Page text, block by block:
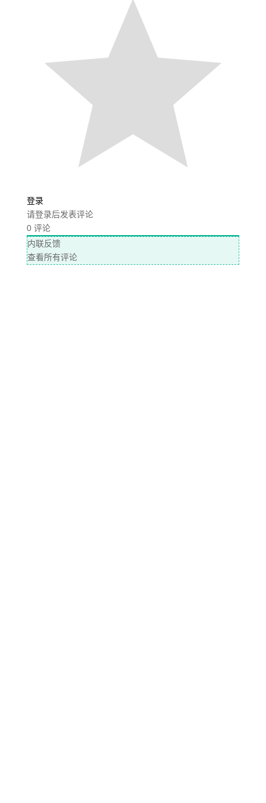
登录
请登录后发表评论
0评论
内联反馈
查看所有评论